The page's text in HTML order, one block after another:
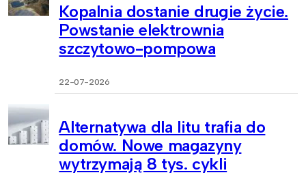
Kopalnia dostanie drugie życie.
Powstanie elektrownia
szczytowo-pompowa
22-07-2026
Alternatywa dla litu trafia do
domów. Nowe magazyny
wytrzymają 8 tys. cykli